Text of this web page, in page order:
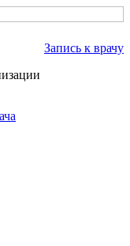
Запись к врачу